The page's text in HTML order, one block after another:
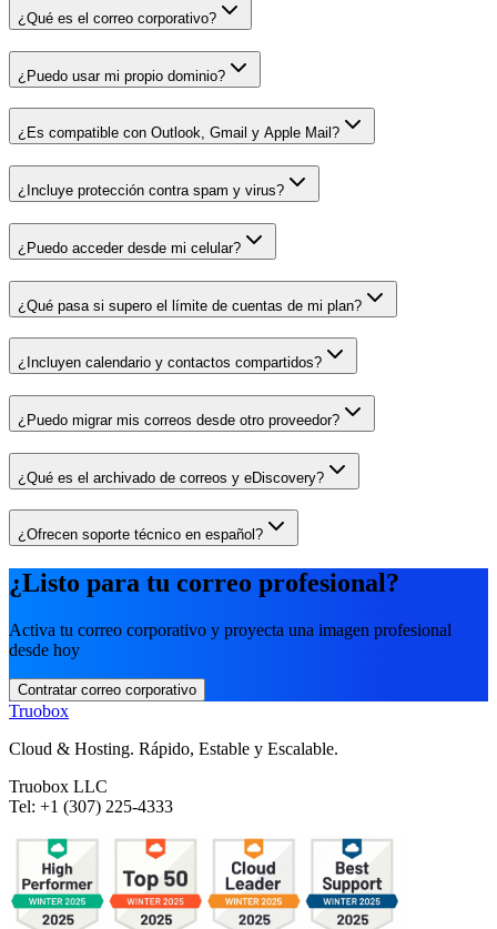
¿Qué es el correo corporativo?
¿Puedo usar mi propio dominio?
¿Es compatible con Outlook, Gmail y Apple Mail?
¿Incluye protección contra spam y virus?
¿Puedo acceder desde mi celular?
¿Qué pasa si supero el límite de cuentas de mi plan?
¿Incluyen calendario y contactos compartidos?
¿Puedo migrar mis correos desde otro proveedor?
¿Qué es el archivado de correos y eDiscovery?
¿Ofrecen soporte técnico en español?
¿Listo para tu correo profesional?
Activa tu correo corporativo y proyecta una imagen profesional
desde hoy
Contratar correo corporativo
Truobox
Cloud & Hosting. Rápido, Estable y Escalable.
Truobox LLC
Tel: +1 (307) 225-4333